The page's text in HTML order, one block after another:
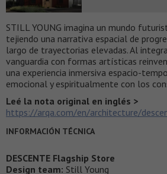
STILL YOUNG imagina un mundo
tejiendo una narrativa espacial de
largo de trayectorias elevadas. Al
vanguardia con formas artísticas
una experiencia inmersiva espacio-
emocional y espiritualmente con los
Leé la nota original en inglés >
https://arqa.com/en/architecture/
INFORMACIÓN TÉCNICA
DESCENTE Flagship Store
Design team: Still Young